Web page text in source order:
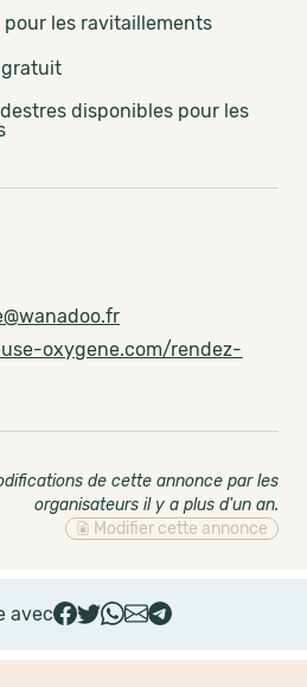
les ravitaillements
disponibles pour les
oxygene.com/rendez-
de cette annonce par les
organisateurs il y a plus d'un an.
Modifier cette annonce
avec